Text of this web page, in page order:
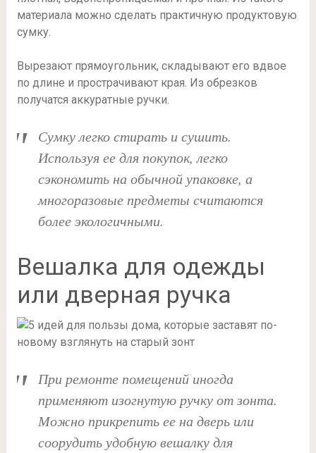
материала можно сделать практичную продуктовую
сумку.
Вырезают прямоугольник, складывают его вдвое
по длине и прострачивают края. Из обрезков
получатся аккуратные ручки.
Сумку легко стирать и сушить.
Используя ее для покупок, легко
сэкономить на обычной упаковке, а
многоразовые предметы считаются
более экологичными.
Вешалка для одежды
или дверная ручка
При ремонте помещений иногда
применяют изогнутую ручку от зонта.
Можно прикрепить ее на дверь или
соорудить удобную вешалку для